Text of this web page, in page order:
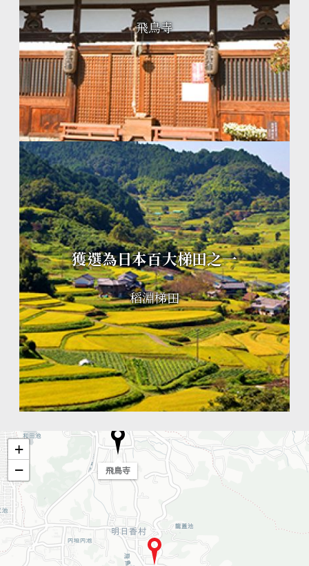
飛鳥寺
獲選為日本百大梯田之一
稻淵梯田
飛鳥寺
+
−